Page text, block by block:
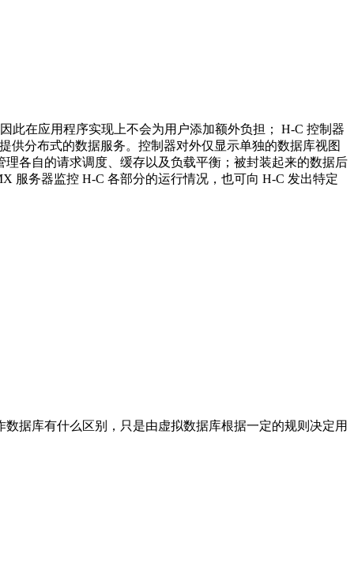
此在应用程序实现上不会为用户添加额外负担； H-C 控制器
供分布式的数据服务。控制器对外仅显示单独的数据库视图
各自的请求调度、缓存以及负载平衡；被封装起来的数据后
服务器监控 H-C 各部分的运行情况，也可向 H-C 发出特定
据库有什么区别，只是由虚拟数据库根据一定的规则决定用